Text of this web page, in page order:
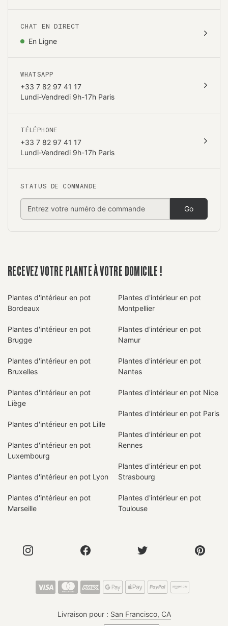
CHAT EN DIRECT
En Ligne
WHATSAPP
+33 7 82 97 41 17
Lundi-Vendredi 9h-17h Paris
TÉLÉPHONE
+33 7 82 97 41 17
Lundi-Vendredi 9h-17h Paris
STATUS DE COMMANDE
Go
RECEVEZ VOTRE PLANTE À VOTRE DOMICILE !
Plantes d'intérieur en pot
Bordeaux
Plantes d'intérieur en pot
Brugge
Plantes d'intérieur en pot
Bruxelles
Plantes d'intérieur en pot
Liège
Plantes d'intérieur en pot Lille
Plantes d'intérieur en pot
Luxembourg
Plantes d'intérieur en pot Lyon
Plantes d'intérieur en pot
Marseille
Plantes d'intérieur en pot
Montpellier
Plantes d'intérieur en pot
Namur
Plantes d'intérieur en pot
Nantes
Plantes d'intérieur en pot Nice
Plantes d'intérieur en pot Paris
Plantes d'intérieur en pot
Rennes
Plantes d'intérieur en pot
Strasbourg
Plantes d'intérieur en pot
Toulouse
Livraison pour : San Francisco, CA